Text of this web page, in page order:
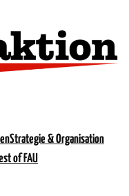
Strategie & Organisation
of FAU